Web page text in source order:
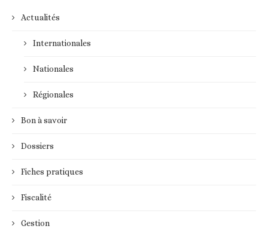
Actualités
Internationales
Nationales
Régionales
Bon à savoir
Dossiers
Fiches pratiques
Fiscalité
Gestion